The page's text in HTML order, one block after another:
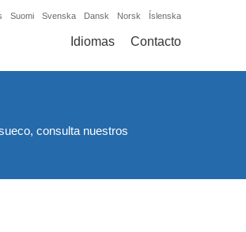
Suomi Svenska Dansk Norsk Íslenska
Idiomas Contacto
consulta nuestros